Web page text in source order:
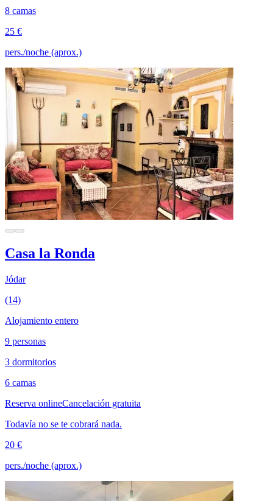
8 camas
25 €
pers./noche (aprox.)
Casa la Ronda
Jódar
(14)
Alojamiento entero
9 personas
3 dormitorios
6 camas
Reserva onlineCancelación gratuita
Todavía no se te cobrará nada.
20 €
pers./noche (aprox.)